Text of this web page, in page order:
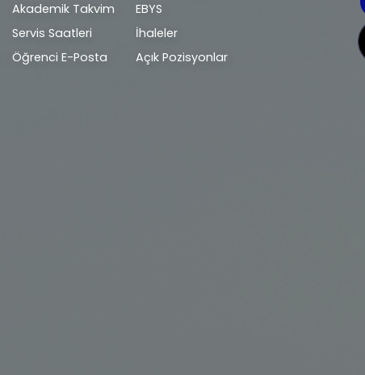
Akademik Takvim
Servis Saatleri
Öğrenci E-Posta
EBYS
İhaleler
Açık Pozisyonlar